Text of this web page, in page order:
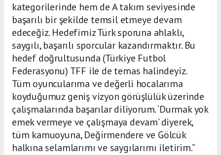
kategorilerinde hem de A takım seviyesinde
başarılı bir şekilde temsil etmeye devam
edeceğiz. Hedefimiz Türk sporuna ahlaklı,
saygılı, başarılı sporcular kazandırmaktır. Bu
hedef doğrultusunda (Türkiye Futbol
Federasyonu) TFF ile de temas halindeyiz.
Tüm oyuncularıma ve değerli hocalarıma
koyduğumuz geniş vizyon görüşlülük üzerinde
çalışmalarında başarılar diliyorum. ‘Durmak yok
emek vermeye ve çalışmaya devam’ diyerek,
tüm kamuoyuna, Değirmendere ve Gölcük
halkına selamlarımı ve saygılarımı iletirim.”